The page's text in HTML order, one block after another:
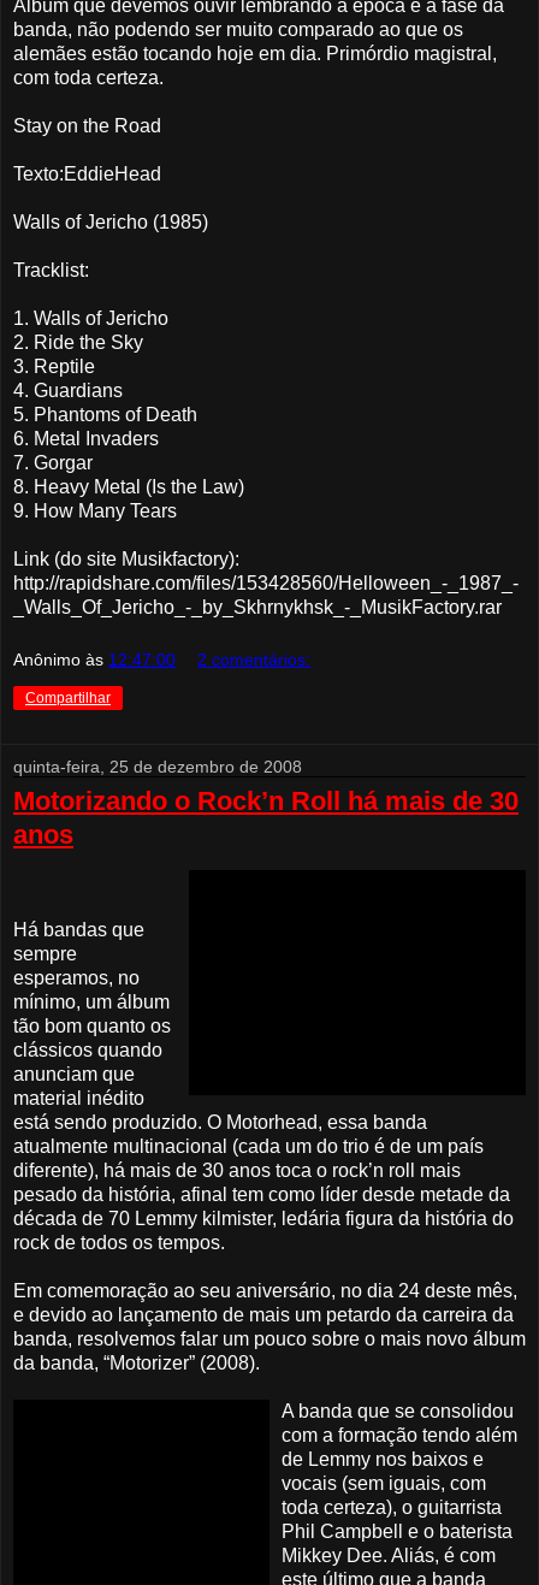
Álbum que devemos ouvir lembrando a época e a fase da
banda, não podendo ser muito comparado ao que os
alemães estão tocando hoje em dia. Primórdio magistral,
com toda certeza.
Stay on the Road
Texto:EddieHead
Walls of Jericho (1985)
Tracklist:
1. Walls of Jericho
2. Ride the Sky
3. Reptile
4. Guardians
5. Phantoms of Death
6. Metal Invaders
7. Gorgar
8. Heavy Metal (Is the Law)
9. How Many Tears
Link (do site Musikfactory):
http://rapidshare.com/files/153428560/Helloween_-_1987_-
_Walls_Of_Jericho_-_by_Skhrnykhsk_-_MusikFactory.rar
Anônimo às 12:47:00 2 comentários:
Compartilhar
quinta-feira, 25 de dezembro de 2008
Motorizando o Rock’n Roll há mais de 30
anos
Há bandas que
sempre
esperamos, no
mínimo, um álbum
tão bom quanto os
clássicos quando
anunciam que
material inédito
está sendo produzido. O Motorhead, essa banda
atualmente multinacional (cada um do trio é de um país
diferente), há mais de 30 anos toca o rock’n roll mais
pesado da história, afinal tem como líder desde metade da
década de 70 Lemmy kilmister, ledária figura da história do
rock de todos os tempos.
Em comemoração ao seu aniversário, no dia 24 deste mês,
e devido ao lançamento de mais um petardo da carreira da
banda, resolvemos falar um pouco sobre o mais novo álbum
da banda, “Motorizer” (2008).
A banda que se consolidou
com a formação tendo além
de Lemmy nos baixos e
vocais (sem iguais, com
toda certeza), o guitarrista
Phil Campbell e o baterista
Mikkey Dee. Aliás, é com
este último que a banda